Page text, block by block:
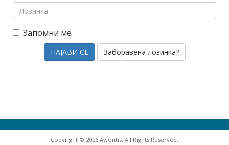
Запомни ме
Заборавена лозинка?
Copyright © 2026 Awontis. All Rights Reserved.